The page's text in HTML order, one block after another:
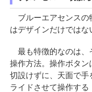
ブルーエアセンスの
はデザインだけではな
最も特徴的なのは、
操作方法。操作ボタン
切設けずに、天面で手
ライドさせて操作する